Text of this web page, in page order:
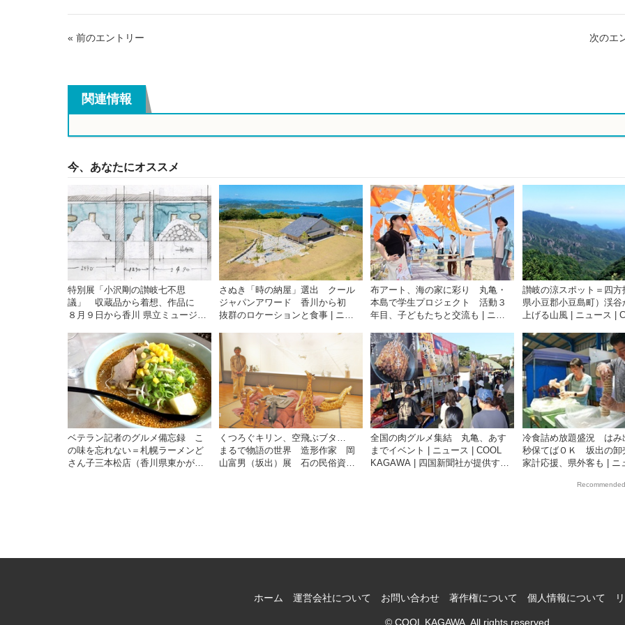
« 前のエントリー 次のエ
関連情報
今、あなたにオススメ
特別展「小沢剛の讃岐七不思
議」 収蔵品から着想、作品に
８月９日から香川 県立ミュージア
四国新聞社が提供する香川の観光
情報サイト
さぬき「時の納屋」選出 クール
ジャパンアワード 香川から初
抜群のロケーションと食事 | ニュ
社が提供する香川の観光情報サイ
ト
布アート、海の家に彩り 丸亀・
本島で学生プロジェクト 活動３
年目、子どもたちと交流も | ニュ
社が提供する香川の観光情報サイ
ト
讃岐の涼スポット＝四方
県小豆郡小豆島町）渓谷
上げる山風 | ニュース |
香川の観光情報サイト
ベテラン記者のグルメ備忘録 こ
の味を忘れない＝札幌ラーメンど
さん子三本松店（香川県東かがわ
くつろぐキリン、空飛ぶブタ…
まるで物語の世界 造形作家 岡
山富男（坂出）展 石の民俗資料
全国の肉グルメ集結 丸亀、あす
までイベント | ニュース | COOL
KAGAWA | 四国新聞社が提供する
冷食詰め放題盛況 はみ
秒保てばＯＫ 坂出の
家計応援、県外客も | ニ
供する香川の観光情報サ
ホーム 運営会社について お問い合わせ 著作権について 個人情報について
© COOL KAGAWA. All rights reserved.